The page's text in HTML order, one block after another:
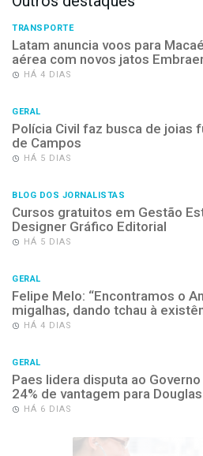
TRANSPORTE
Latam anuncia voos para
aérea com novos jatos
HÁ 4 DIAS
GERAL
Polícia Civil faz busca de joias
de Campos
HÁ 5 DIAS
BLOG DOS JORNALISTAS
Cursos gratuitos em Gestão
Designer Gráfico Editorial
HÁ 5 DIAS
GERAL
Felipe Melo: “Encontramos o
migalhas, dando tchau à
HÁ 4 DIAS
GERAL
Paes lidera disputa ao
24% de vantagem para
HÁ 6 DIAS